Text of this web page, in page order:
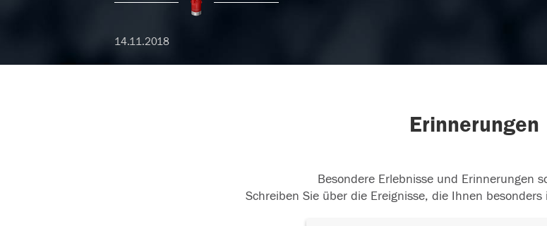
14.11.2018
Erinnerungen
Besondere Erlebnisse und Erinnerungen
Schreiben Sie über die Ereignisse, die Ihnen